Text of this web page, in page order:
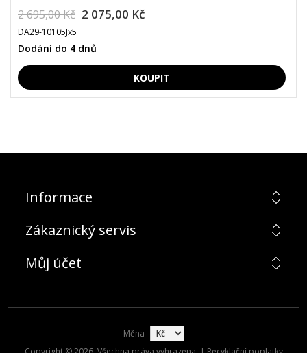
2 695,00 Kč 2 075,00 Kč
DA29-10105Jx5
Dodání do 4 dnů
Informace
Zákaznický servis
Můj účet
Měna